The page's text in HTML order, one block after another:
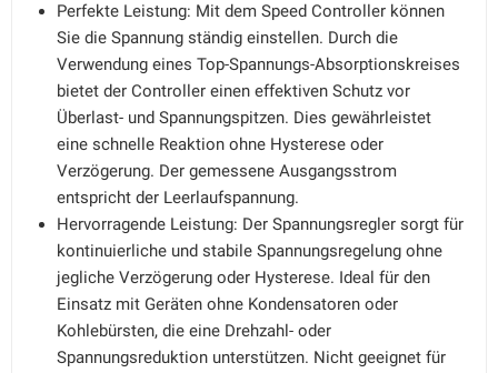
Perfekte Leistung: Mit dem Speed ​​Controller können
Sie die Spannung ständig einstellen. Durch die
Verwendung eines Top-Spannungs-Absorptionskreises
bietet der Controller einen effektiven Schutz vor
Überlast- und Spannungspitzen. Dies gewährleistet
eine schnelle Reaktion ohne Hysterese oder
Verzögerung. Der gemessene Ausgangsstrom
entspricht der Leerlaufspannung.
Hervorragende Leistung: Der Spannungsregler sorgt für
kontinuierliche und stabile Spannungsregelung ohne
jegliche Verzögerung oder Hysterese. Ideal für den
Einsatz mit Geräten ohne Kondensatoren oder
Kohlebürsten, die eine Drehzahl- oder
Spannungsreduktion unterstützen. Nicht geeignet für